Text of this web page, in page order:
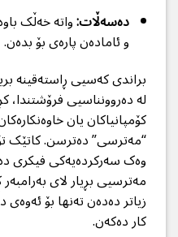
دەسەڵات:واتە خەڵک
و ئامادەن پارەی بۆ بدەن.
براندی کەسیی ڕاستەقینە
لە دەروونناسیی فرۆشتندا،
کۆمپانیاکان یان
“مەترسی” دەترسن. کاتێک
وەک سەرکردەیەکی فیکری
مەترسیی بڕیار لای
زیاتر دەدەن تەنها بۆ
کار دەکەن.